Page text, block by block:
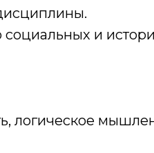
и
логическое